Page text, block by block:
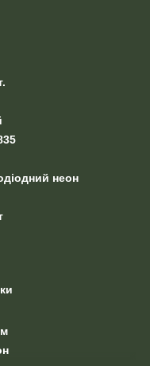
неон